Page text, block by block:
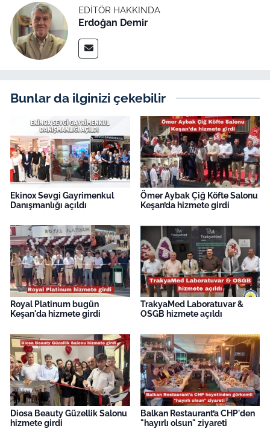
EDITÖR HAKKINDA
Erdoğan Demir
Bunlar da ilginizi çekebilir
Ekinox Sevgi Gayrimenkul
Danışmanlığı açıldı
Ömer Aybak Çiğ Köfte Salonu
Keşan’da hizmete girdi
Royal Platinum bugün
Keşan'da hizmete girdi
TrakyaMed Laboratuvar &
OSGB hizmete açıldı
Diosa Beauty Güzellik Salonu
hizmete girdi
Balkan Restaurant’a CHP'den
"hayırlı olsun" ziyareti